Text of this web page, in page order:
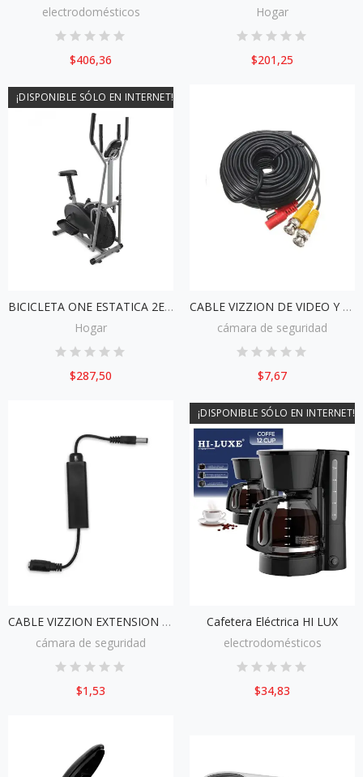
electrodomésticos
$406,36
Hogar
$201,25
¡DISPONIBLE SÓLO EN INTERNET!
BICICLETA ONE ESTATICA 2EN1
Hogar
$287,50
CABLE VIZZION DE VIDEO Y ENERGIA
cámara de seguridad
$7,67
CABLE VIZZION EXTENSION PARA CORRIENTE
cámara de seguridad
$1,53
¡DISPONIBLE SÓLO EN INTERNET!
Cafetera Eléctrica HI LUX
electrodomésticos
$34,83